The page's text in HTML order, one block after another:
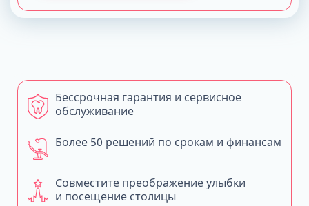
Совместите преображение улыбки
и посещение столицы
Бессрочная гарантия и сервисное
обслуживание
Более 50 решений по срокам и финансам